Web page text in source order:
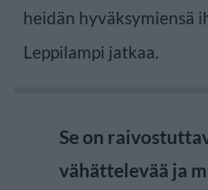
heidän hyväksymiensä
Leppilampi jatkaa.
Se on
vähättelevää ja